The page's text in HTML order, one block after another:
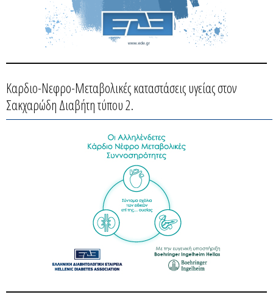
Καρδιο-Νεφρο-Μεταβολικές καταστάσεις υγείας στον
Σακχαρώδη Διαβήτη τύπου 2.